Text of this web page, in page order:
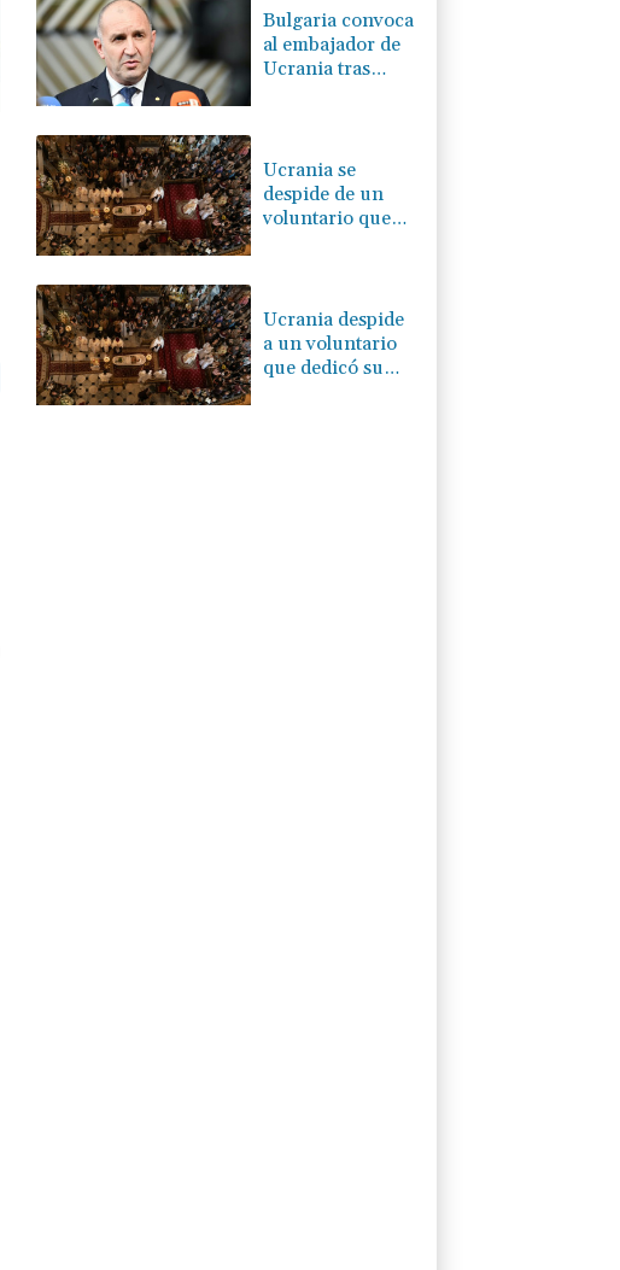
Bulgaria convoca
al embajador de
Ucrania tras
Ucrania se
despide de un
voluntario que
Ucrania despide
a un voluntario
que dedicó su